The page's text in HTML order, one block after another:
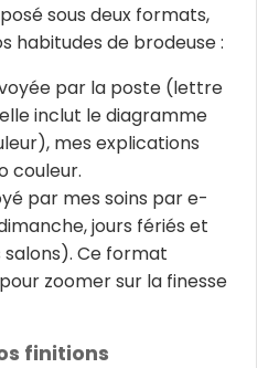
sous deux formats,
habitudes de brodeuse :
par la poste (lettre
inclut le diagramme
mes explications
couleur.
par mes soins par e-
jours fériés et
Ce format
zoomer sur la finesse
finitions